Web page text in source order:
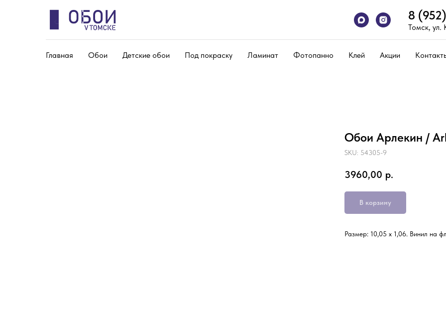
8
Томск, ул.
Главная Обои Детские обои Под покраску Ламинат Фотопанно Клей Акции
Обои Арлекин /
SKU: 54305-9
3960,00 р.
В корзину
Размер: 10,05 х 1,06. Винил на